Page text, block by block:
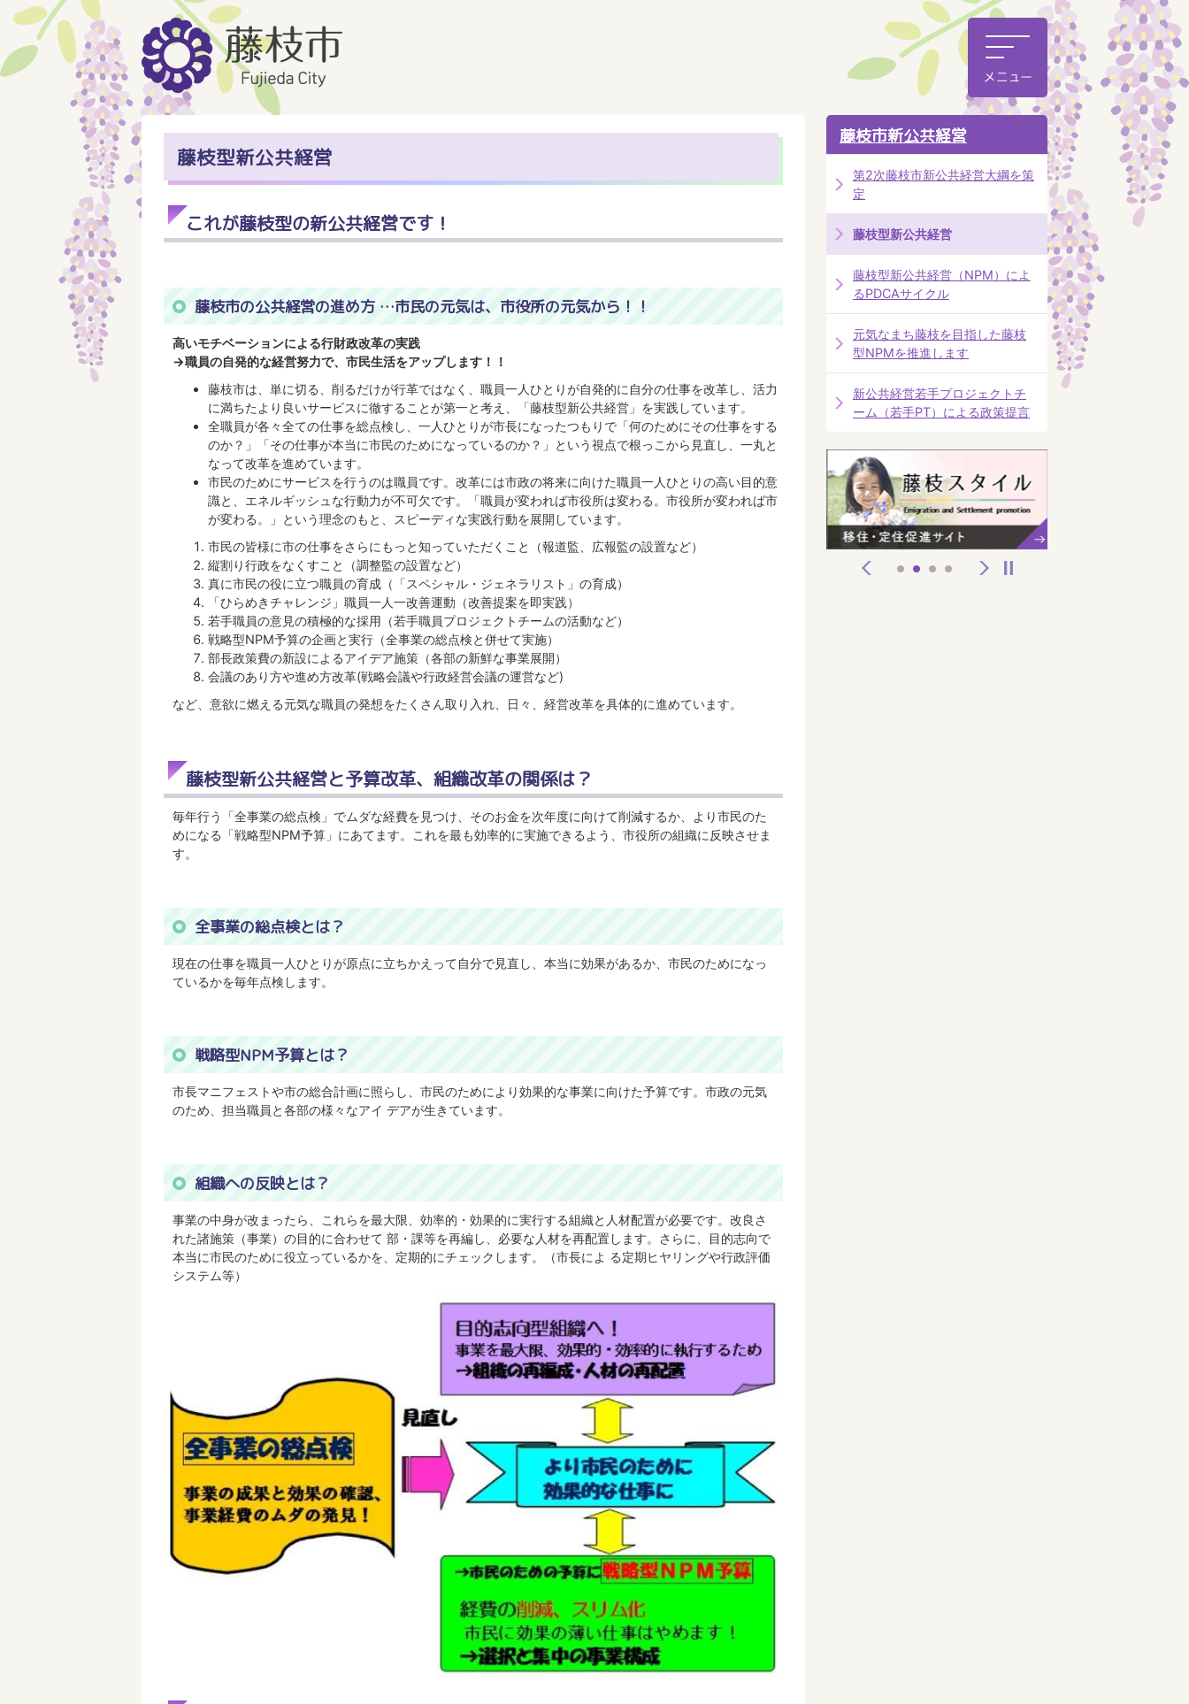
藤枝型新公共経営
これが藤枝型の新公共経営です！
藤枝市の公共経営の進め方 …市民の元気は、市役所の元気から！！
高いモチベーションによる行財政改革の実践
→職員の自発的な経営努力で、市民生活をアップします！！
藤枝市は、単に切る、削るだけが行革ではなく、職員一人ひとりが自発的に自分の仕事を改革し、活力
に満ちたより良いサービスに徹することが第一と考え、「藤枝型新公共経営」を実践しています。
全職員が各々全ての仕事を総点検し、一人ひとりが市長になったつもりで「何のためにその仕事をする
のか？」「その仕事が本当に市民のためになっているのか？」という視点で根っこから見直し、一丸と
なって改革を進めています。
市民のためにサービスを行うのは職員です。改革には市政の将来に向けた職員一人ひとりの高い目的意
識と、エネルギッシュな行動力が不可欠です。「職員が変われば市役所は変わる。市役所が変われば市
が変わる。」という理念のもと、スピーディな実践行動を展開しています。
市民の皆様に市の仕事をさらにもっと知っていただくこと（報道監、広報監の設置など）
縦割り行政をなくすこと（調整監の設置など）
真に市民の役に立つ職員の育成（「スペシャル・ジェネラリスト」の育成）
「ひらめきチャレンジ」職員一人一改善運動（改善提案を即実践）
若手職員の意見の積極的な採用（若手職員プロジェクトチームの活動など）
戦略型NPM予算の企画と実行（全事業の総点検と併せて実施）
部長政策費の新設によるアイデア施策（各部の新鮮な事業展開）
会議のあり方や進め方改革(戦略会議や行政経営会議の運営など)
など、意欲に燃える元気な職員の発想をたくさん取り入れ、日々、経営改革を具体的に進めています。
藤枝型新公共経営と予算改革、組織改革の関係は？
毎年行う「全事業の総点検」でムダな経費を見つけ、そのお金を次年度に向けて削減するか、より市民のた
めになる「戦略型NPM予算」にあてます。これを最も効率的に実施できるよう、市役所の組織に反映させま
す。
全事業の総点検とは？
現在の仕事を職員一人ひとりが原点に立ちかえって自分で見直し、本当に効果があるか、市民のためになっ
ているかを毎年点検します。
戦略型NPM予算とは？
市長マニフェストや市の総合計画に照らし、市民のためにより効果的な事業に向けた予算です。市政の元気
のため、担当職員と各部の様々なアイ デアが生きています。
組織への反映とは？
事業の中身が改まったら、これらを最大限、効率的・効果的に実行する組織と人材配置が必要です。改良さ
れた諸施策（事業）の目的に合わせて 部・課等を再編し、必要な人材を再配置します。さらに、目的志向で
本当に市民のために役立っているかを、定期的にチェックします。（市長によ る定期ヒヤリングや行政評価
システム等）
藤枝市新公共経営
第2次藤枝市新公共経営大綱を策
定
藤枝型新公共経営
藤枝型新公共経営（NPM）によ
るPDCAサイクル
元気なまち藤枝を目指した藤枝
型NPMを推進します
新公共経営若手プロジェクトチ
ーム（若手PT）による政策提言